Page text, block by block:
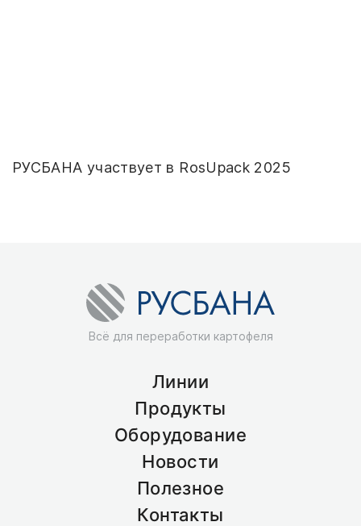
РУСБАНА участвует в RosUpack 2025
Всё для переработки картофеля
Линии
Продукты
Оборудование
Новости
Полезное
Контакты